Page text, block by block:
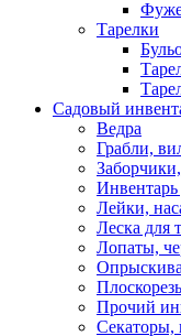
Тарелки
Садовый
Ведра
Грабли,
Инвентарь
Лейки,
Леска для
Лопаты,
Прочий